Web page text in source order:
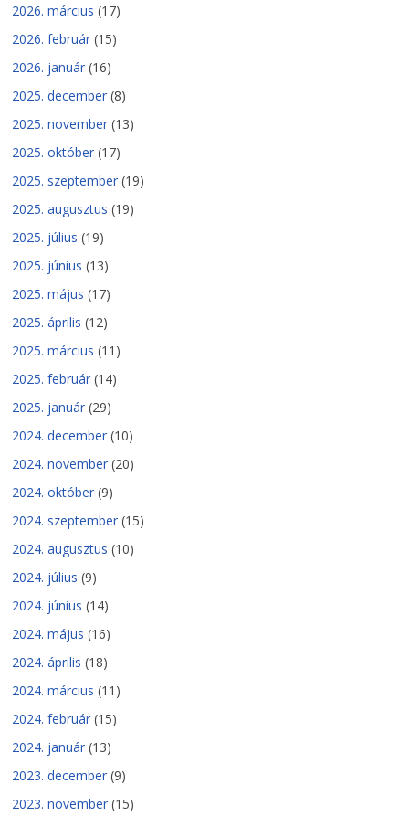
2026. március (17)
2026. február (15)
2026. január (16)
2025. december (8)
2025. november (13)
2025. október (17)
2025. szeptember (19)
2025. augusztus (19)
2025. július (19)
2025. június (13)
2025. május (17)
2025. április (12)
2025. március (11)
2025. február (14)
2025. január (29)
2024. december (10)
2024. november (20)
2024. október (9)
2024. szeptember (15)
2024. augusztus (10)
2024. július (9)
2024. június (14)
2024. május (16)
2024. április (18)
2024. március (11)
2024. február (15)
2024. január (13)
2023. december (9)
2023. november (15)